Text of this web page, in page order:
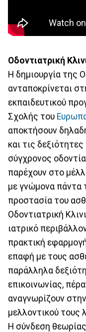
Οδοντιατρική
Η δημιουργία της
ανταποκρίνεται
εκπαιδευτικού
Σχολής του
αποκτήσουν
και τις
σύγχρονος
παρέχουν στο
με γνώμονα πάντα
προστασία του
Οδοντιατρική
ιατρικό
πρακτική
επαφή με τους
παράλληλα
επικοινωνίας,
αναγνωρίζουν
μελλοντικού τους
Η σύνδεση